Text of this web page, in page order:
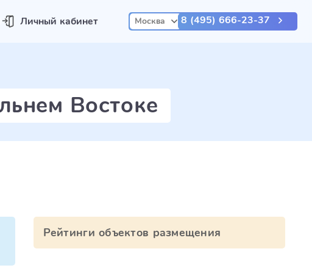
Личный кабинет Москва 8 (495) 666-23-37
Востоке
Рейтинги объектов размещения